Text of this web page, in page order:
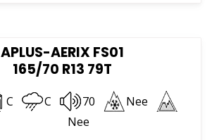
APLUS-AERIX FS01
165/70 R13 79T
C C 70
Nee
Nee